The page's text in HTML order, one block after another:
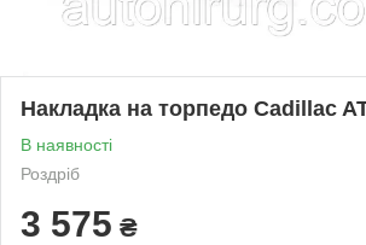
Накладка на торпедо Cadillac
В наявності
Роздріб
3 575 ₴